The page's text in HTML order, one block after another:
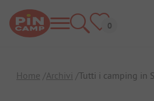
Home Archivi Tutti i camping in